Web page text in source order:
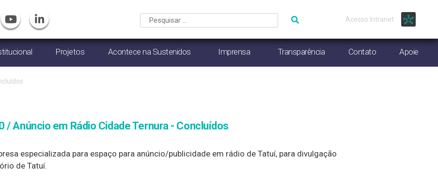
Projetos Acontece na Sustenidos Imprensa Transparência Contato Apoie
Acesso Intranet
Anúncio em Rádio Cidade Ternura - Concluídos
especializada para espaço para anúncio/publicidade em rádio de Tatuí, para divulgação
de Tatuí.